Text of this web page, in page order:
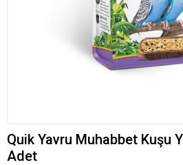
Quik Yavru Muhabbet Kuşu
Adet